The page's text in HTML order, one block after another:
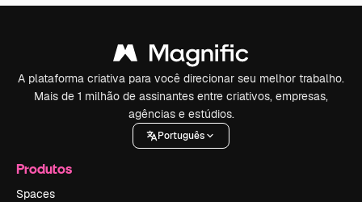
A plataforma criativa para você direcionar seu melhor trabalho.
Mais de 1 milhão de assinantes entre criativos, empresas,
agências e estúdios.
Português
Produtos
Spaces